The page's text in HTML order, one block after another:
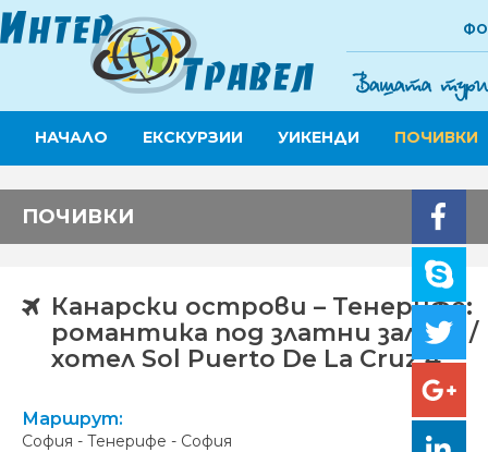
НАЧАЛО ЕКСКУРЗИИ УИКЕНДИ ПОЧИВКИ
ПОЧИВКИ
Канарски острови – Тенерифе:
романтика под златни залези /
хотел Sol Puerto De La Cruz 4*
Маршрут:
София - Тенерифе - София